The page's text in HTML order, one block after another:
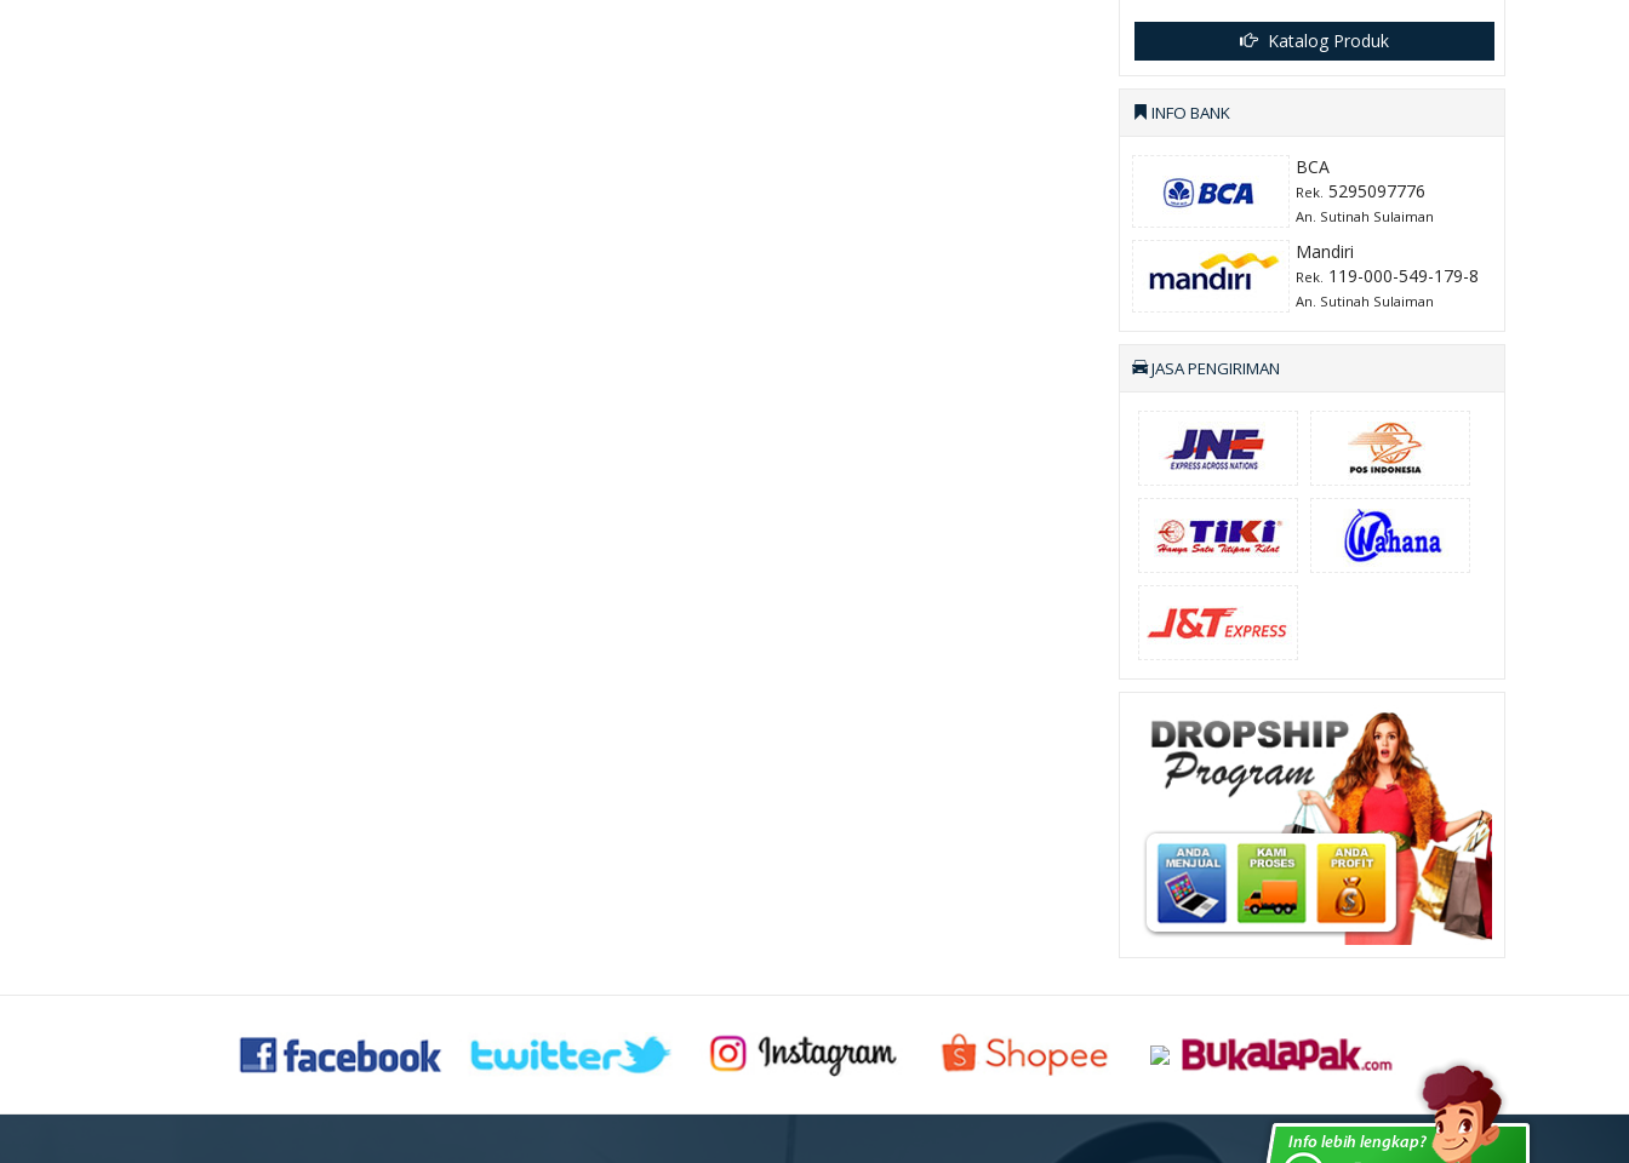
Katalog Produk
INFO BANK
BCA
Rek. 5295097776
An. Sutinah Sulaiman
Mandiri
Rek. 119-000-549-179-8
An. Sutinah Sulaiman
JASA PENGIRIMAN